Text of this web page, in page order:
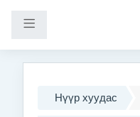
Хажуугийн самбар
Нүүр хуудас